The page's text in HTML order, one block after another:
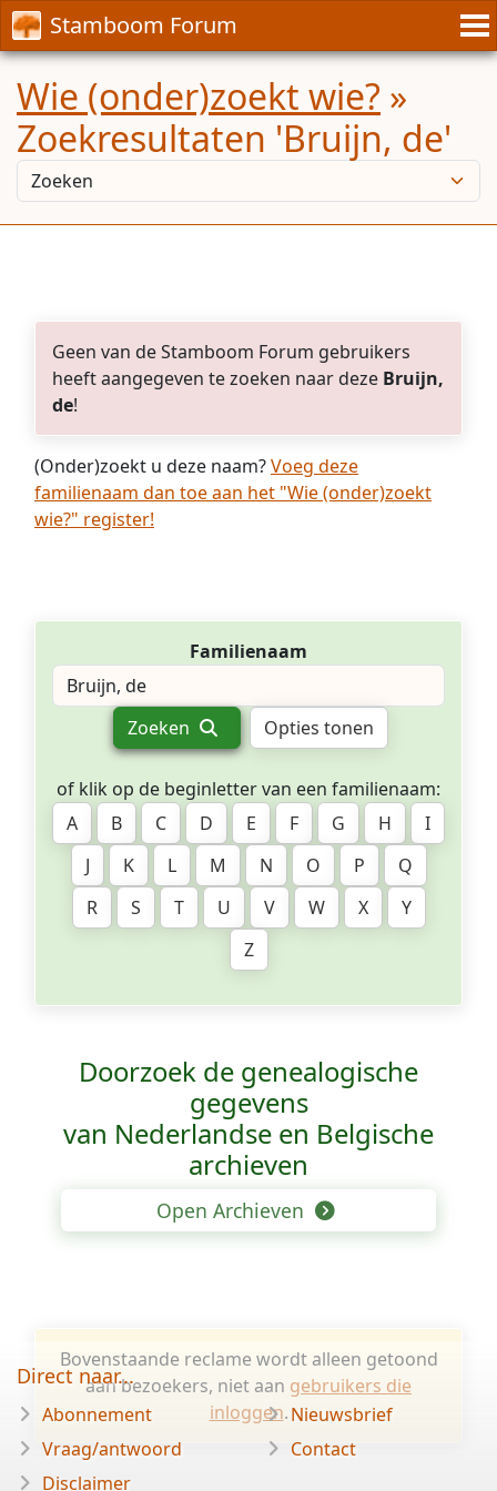
Stamboom Forum
Wie (onder)zoekt wie? »
Zoekresultaten 'Bruijn, de'
Geen van de Stamboom Forum gebruikers
heeft aangegeven te zoeken naar deze Bruijn,
de!
(Onder)zoekt u deze naam?Voeg deze
familienaam dan toe aan het "Wie (onder)zoekt
wie?" register!
Familienaam
Zoeken Opties tonen
of klik op de beginletter van een familienaam:
A
B C D E F G H
I
J
K L M N O P
Q
R
S T U V W X
Y
Z
Doorzoek de genealogische
gegevens
van Nederlandse en Belgische
archieven
Open Archieven
Bovenstaande reclame wordt alleen getoond
aan bezoekers, niet aan gebruikers die
inloggen.
Direct naar...
Abonnement
Vraag/antwoord
Disclaimer
Nieuwsbrief
Contact